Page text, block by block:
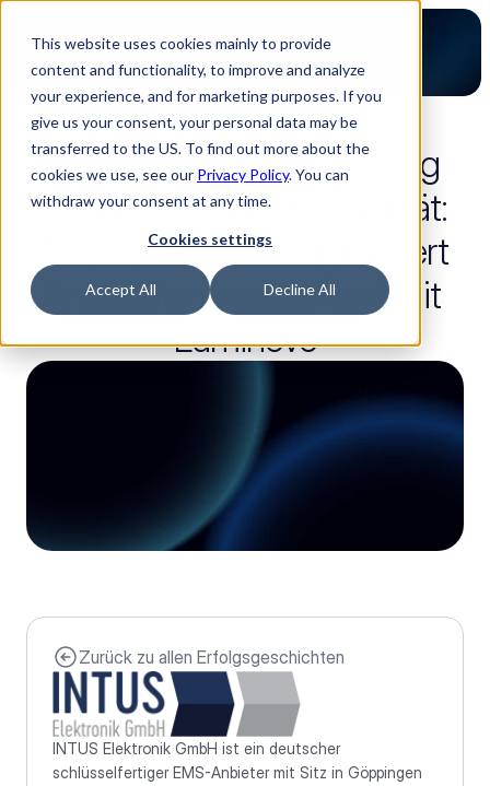
This website uses cookies mainly to provide
content and functionality, to improve and analyze
your experience, and for marketing purposes. If you
give us your consent, your personal data may be
transferred to the US. To find out more about the
cookies we use, see our Privacy Policy. You can
withdraw your consent at any time.
Cookies settings
Accept All Decline All
2 Lesezeit
Von manueller Bearbeitung
zu datengetriebener Agilität:
INTUS Elektronik digitalisiert
Angebotsmanagement mit
Luminovo
Zurück zu allen Erfolgsgeschichten
INTUS Elektronik GmbH ist ein deutscher
schlüsselfertiger EMS-Anbieter mit Sitz in Göppingen